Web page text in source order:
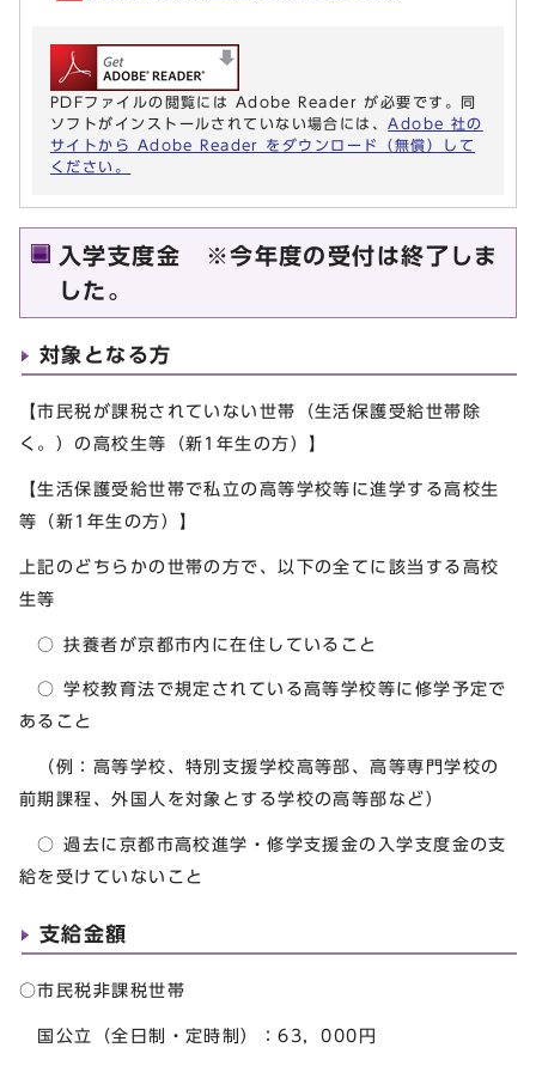
PDFファイルの閲覧には Adobe Reader が必要です。同
ソフトがインストールされていない場合には、 Adobe 社の
サイトから Adobe Reader をダウンロード（無償）して
ください。
入学支度金 ※今年度の受付は終了しま
した。
対象となる方
【市民税が課税されていない世帯（生活保護受給世帯除
く。）の高校生等（新1年生の方）】
【生活保護受給世帯で私立の高等学校等に進学する高校生
等（新1年生の方）】
上記のどちらかの世帯の方で、以下の全てに該当する高校
生等
○ 扶養者が京都市内に在住していること
○ 学校教育法で規定されている高等学校等に修学予定で
あること
（例：高等学校、特別支援学校高等部、高等専門学校の
前期課程、外国人を対象とする学校の高等部など）
○ 過去に京都市高校進学・修学支援金の入学支度金の支
給を受けていないこと
支給金額
○市民税非課税世帯
国公立（全日制・定時制）：63，000円